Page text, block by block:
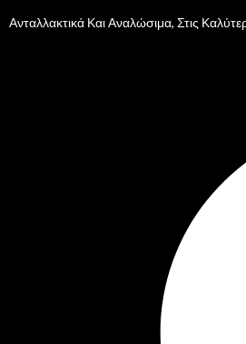
Ανταλλακτικά Και Αναλώσιμα, Στις